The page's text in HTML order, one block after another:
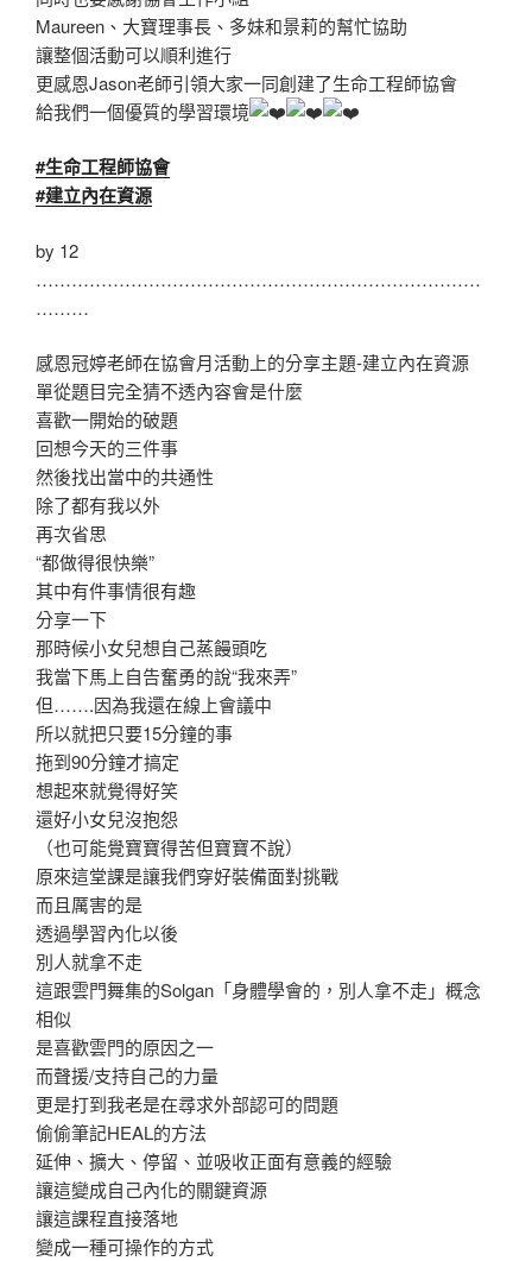
Maureen、大寶理事長、多妹和景莉的幫忙協助
讓整個活動可以順利進行
更感恩Jason老師引領大家一同創建了生命工程師協會
給我們一個優質的學習環境
#生命工程師協會
#建立內在資源
by 12
…………………………………………………………………
………
感恩冠婷老師在協會月活動上的分享主題-建立內在資源
單從題目完全猜不透內容會是什麼
喜歡一開始的破題
回想今天的三件事
然後找出當中的共通性
除了都有我以外
再次省思
“都做得很快樂”
其中有件事情很有趣
分享一下
那時候小女兒想自己蒸饅頭吃
我當下馬上自告奮勇的說“我來弄”
但…….因為我還在線上會議中
所以就把只要15分鐘的事
拖到90分鐘才搞定
想起來就覺得好笑
還好小女兒沒抱怨
（也可能覺寶寶得苦但寶寶不說）
原來這堂課是讓我們穿好裝備面對挑戰
而且厲害的是
透過學習內化以後
別人就拿不走
這跟雲門舞集的Solgan「身體學會的，別人拿不走」概念
相似
是喜歡雲門的原因之一
而聲援/支持自己的力量
更是打到我老是在尋求外部認可的問題
偷偷筆記HEAL的方法
延伸、擴大、停留、並吸收正面有意義的經驗
讓這變成自己內化的關鍵資源
讓這課程直接落地
變成一種可操作的方式